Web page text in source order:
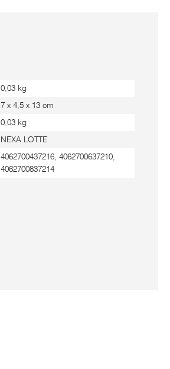
0,03 kg
7 x 4,5 x 13 cm
0,03 kg
NEXA LOTTE
4062700437216, 4062700637210,
4062700837214